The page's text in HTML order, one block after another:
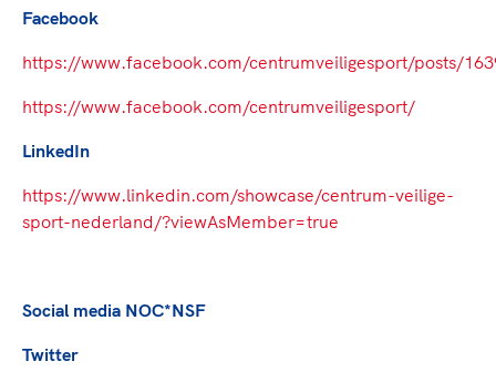
Facebook
https://www.facebook.com/centrumveiligesport/posts/
https://www.facebook.com/centrumveiligesport/
LinkedIn
https://www.linkedin.com/showcase/centrum-veilige-
sport-nederland/?viewAsMember=true
Social media NOC*NSF
Twitter